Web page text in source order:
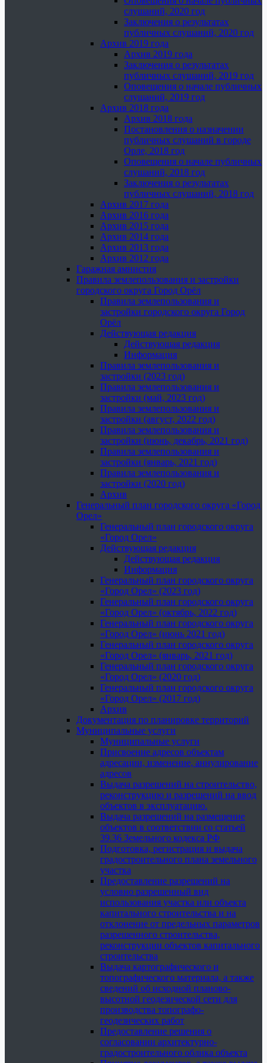
слушаний, 2020 год
Заключения о результатах
публичных слушаний, 2020 год
Архив 2019 года
Архив 2019 года
Заключения о результатах
публичных слушаний, 2019 год
Оповещения о начале публичных
слушаний, 2019 год
Архив 2018 года
Архив 2018 года
Постановления о назначении
публичных слушаний в городе
Орле, 2018 год
Оповещения о начале публичных
слушаний, 2018 год
Заключения о результатах
публичных слушаний, 2018 год
Архив 2017 года
Архив 2016 года
Архив 2015 года
Архив 2014 года
Архив 2013 года
Архив 2012 года
Гаражная амнистия
Правила землепользования и застройки
городского округа Город Орёл
Правила землепользования и
застройки городского округа Город
Орёл
Действующая редакция
Действующая редакция
Информация
Правила землепользования и
застройки (2023 год)
Правила землепользования и
застройки (май, 2023 год)
Правила землепользования и
застройки (август, 2022 год)
Правила землепользования и
застройки (июнь, декабрь, 2021 год)
Правила землепользования и
застройки (январь, 2021 год)
Правила землепользования и
застройки (2020 год)
Архив
Генеральный план городского округа «Город
Орел»
Генеральный план городского округа
«Город Орел»
Действующая редакция
Действующая редакция
Информация
Генеральный план городского округа
«Город Орел» (2023 год)
Генеральный план городского округа
«Город Орел» (октябрь, 2022 год)
Генеральный план городского округа
«Город Орел» (июнь 2021 год)
Генеральный план городского округа
«Город Орел» (январь, 2021 год)
Генеральный план городского округа
«Город Орел» (2020 год)
Генеральный план городского округа
«Город Орел» (2017 год)
Архив
Документация по планировке территорий
Муниципальные услуги
Муниципальные услуги
Присвоение адресов объектам
адресации, изменение, аннулирование
адресов
Выдача разрешений на строительство,
реконструкцию и разрешений на ввод
объектов в эксплуатацию.
Выдача разрешений на размещение
объектов в соответствии со статьей
39.36 Земельного кодекса РФ
Подготовка, регистрация и выдача
градостроительного плана земельного
участка
Предоставление разрешений на
условно разрешенный вид
использования участка или объекта
капитального строительства и на
отклонение от предельных параметров
разрешенного строительства,
реконструкции объектов капитального
строительства
Выдача картографического и
топографического материала, а также
сведений об исходной планово-
высотной геодезической сети для
производства топографо-
геодезических работ
Предоставление решения о
согласовании архитектурно-
градостроительного облика объекта